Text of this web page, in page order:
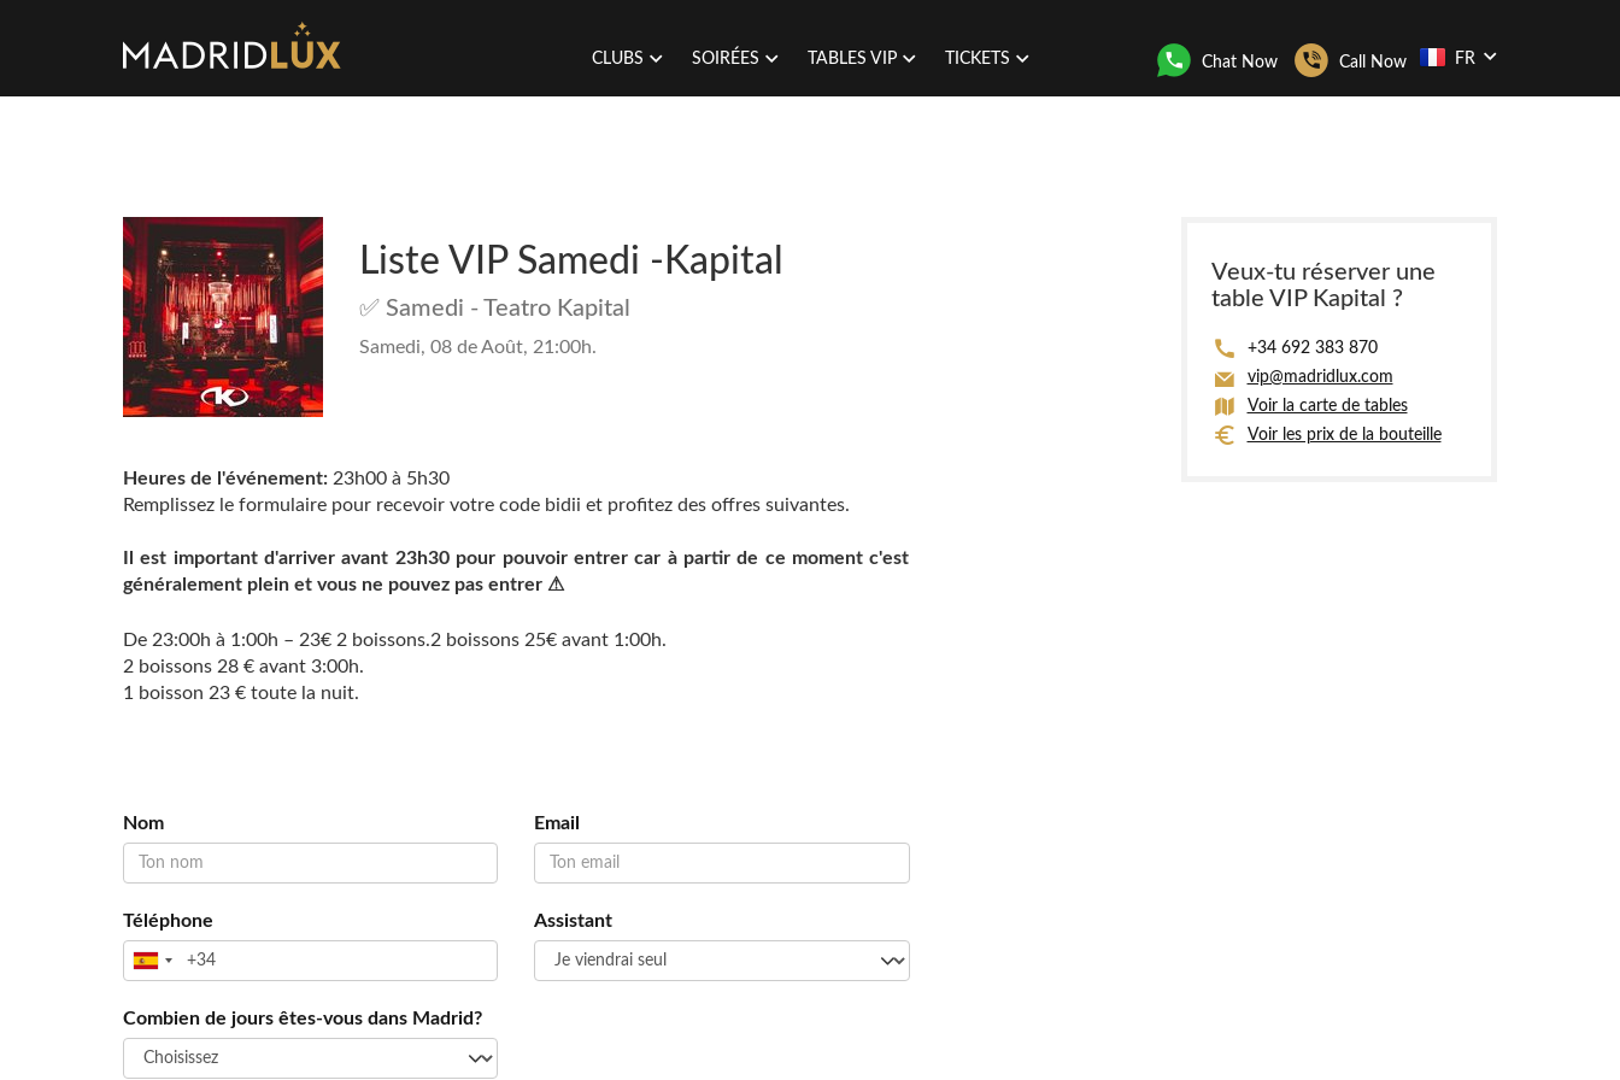
CLUBS SOIRÉES TABLES VIP TICKETS Chat Now Call Now FR
Liste VIP Samedi -Kapital
✅ Samedi - Teatro Kapital
Samedi, 08 de Août, 21:00h.
Heures de l'événement: 23h00 à 5h30
Remplissez le formulaire pour recevoir votre code bidii et profitez des offres suivantes.
Il est important d'arriver avant 23h30 pour pouvoir entrer car à partir de ce moment c'est
généralement plein et vous ne pouvez pas entrer ⚠
De 23:00h à 1:00h – 23€ 2 boissons.2 boissons 25€ avant 1:00h.
2 boissons 28 € avant 3:00h.
1 boisson 23 € toute la nuit.
Nom Email
Téléphone Assistant
Combien de jours êtes-vous dans Madrid?
Veux-tu réserver une
table VIP Kapital ?
+34 692 383 870
vip@madridlux.com
Voir la carte de tables
Voir les prix de la bouteille